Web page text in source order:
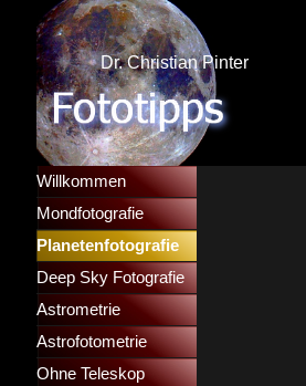
Dr. Christian Pinter
Menü überspringen
Willkommen
Mondfotografie
Planetenfotografie
Deep Sky Fotografie
Astrometrie
Astrofotometrie
Ohne Teleskop